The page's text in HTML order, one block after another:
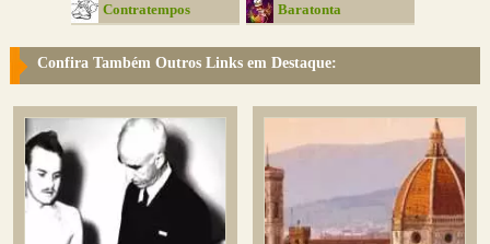
Contratempos
Baratonta
Confira Também Outros Links em Destaque: